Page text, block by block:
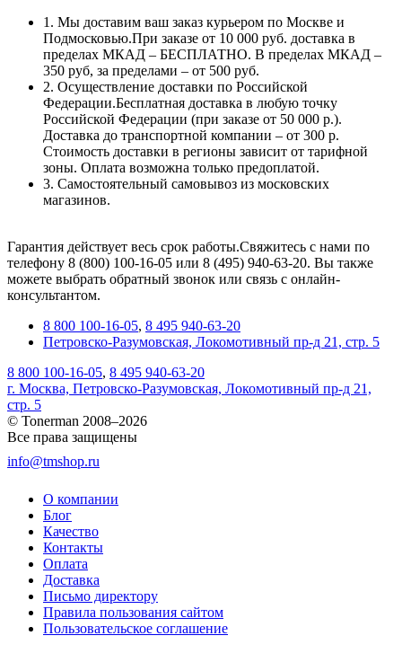
1. Мы доставим ваш заказ курьером по Москве и
Подмосковью.При заказе от 10 000 руб. доставка в
пределах МКАД – БЕСПЛАТНО. В пределах МКАД –
350 руб, за пределами – от 500 руб.
2. Осуществление доставки по Российской
Федерации.Бесплатная доставка в любую точку
Российской Федерации (при заказе от 50 000 р.).
Доставка до транспортной компании – от 300 р.
Стоимость доставки в регионы зависит от тарифной
зоны. Оплата возможна только предоплатой.
3. Самостоятельный самовывоз из московских
магазинов.
Гарантия действует весь срок работы.Свяжитесь с нами по
телефону 8 (800) 100-16-05 или 8 (495) 940-63-20. Вы также
можете выбрать обратный звонок или связь с онлайн-
консультантом.
8 800 100-16-05, 8 495 940-63-20
Петровско-Разумовская, Локомотивный пр-д 21, стр. 5
8 800 100-16-05, 8 495 940-63-20
г. Москва, Петровско-Разумовская, Локомотивный пр-д 21,
стр. 5
© Tonerman 2008–2026
Все права защищены
info@tmshop.ru
О компании
Блог
Качество
Контакты
Оплата
Доставка
Письмо директору
Правила пользования сайтом
Пользовательское соглашение